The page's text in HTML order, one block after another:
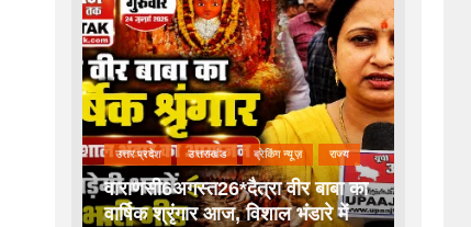
उत्तर प्रदेश उत्तराखंड ब्रेकिंग न्यूज़ राज्य
वाराणसी6अगस्त26*दैत्रा वीर बाबा का
वार्षिक श्रृंगार आज, विशाल भंडारे में